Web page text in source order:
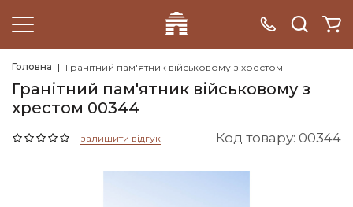
Головна Гранітний пам'ятник військовому з хрестом
Гранітний пам'ятник військовому з
хрестом 00344
залишити відгук Код товару: 00344